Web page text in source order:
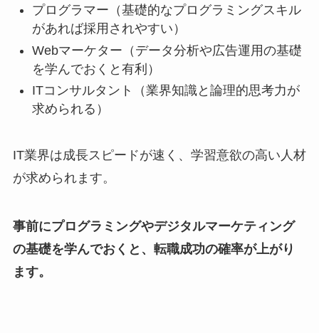
プログラマー（基礎的なプログラミングスキル
があれば採用されやすい）
Webマーケター（データ分析や広告運用の基礎
を学んでおくと有利）
ITコンサルタント（業界知識と論理的思考力が
求められる）
IT業界は成長スピードが速く、学習意欲の高い人材
が求められます。
事前にプログラミングやデジタルマーケティング
の基礎を学んでおくと、転職成功の確率が上がり
ます。